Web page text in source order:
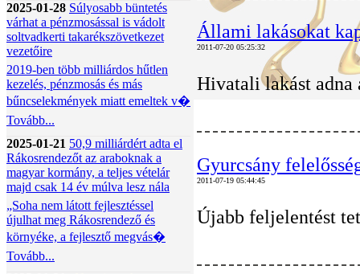
2025-01-28 Súlyosabb büntetés
várhat a pénzmosással is vádolt
soltvadkerti takarékszövetkezet
vezetőire
2019-ben több milliárdos hűtlen
kezelés, pénzmosás és más
bűncselekmények miatt emeltek v�
Tovább...
2025-01-21 50,9 milliárdért adta el
Rákosrendezőt az araboknak a
magyar kormány, a teljes vételár
majd csak 14 év múlva lesz nála
„Soha nem látott fejlesztéssel
újulhat meg Rákosrendező és
környéke, a fejlesztő megvás�
Tovább...
Állami lakásokat
2011-07-20 05:25:32
Hivatali lakást adna
Gyurcsány
2011-07-19 05:44:45
Újabb feljelentést